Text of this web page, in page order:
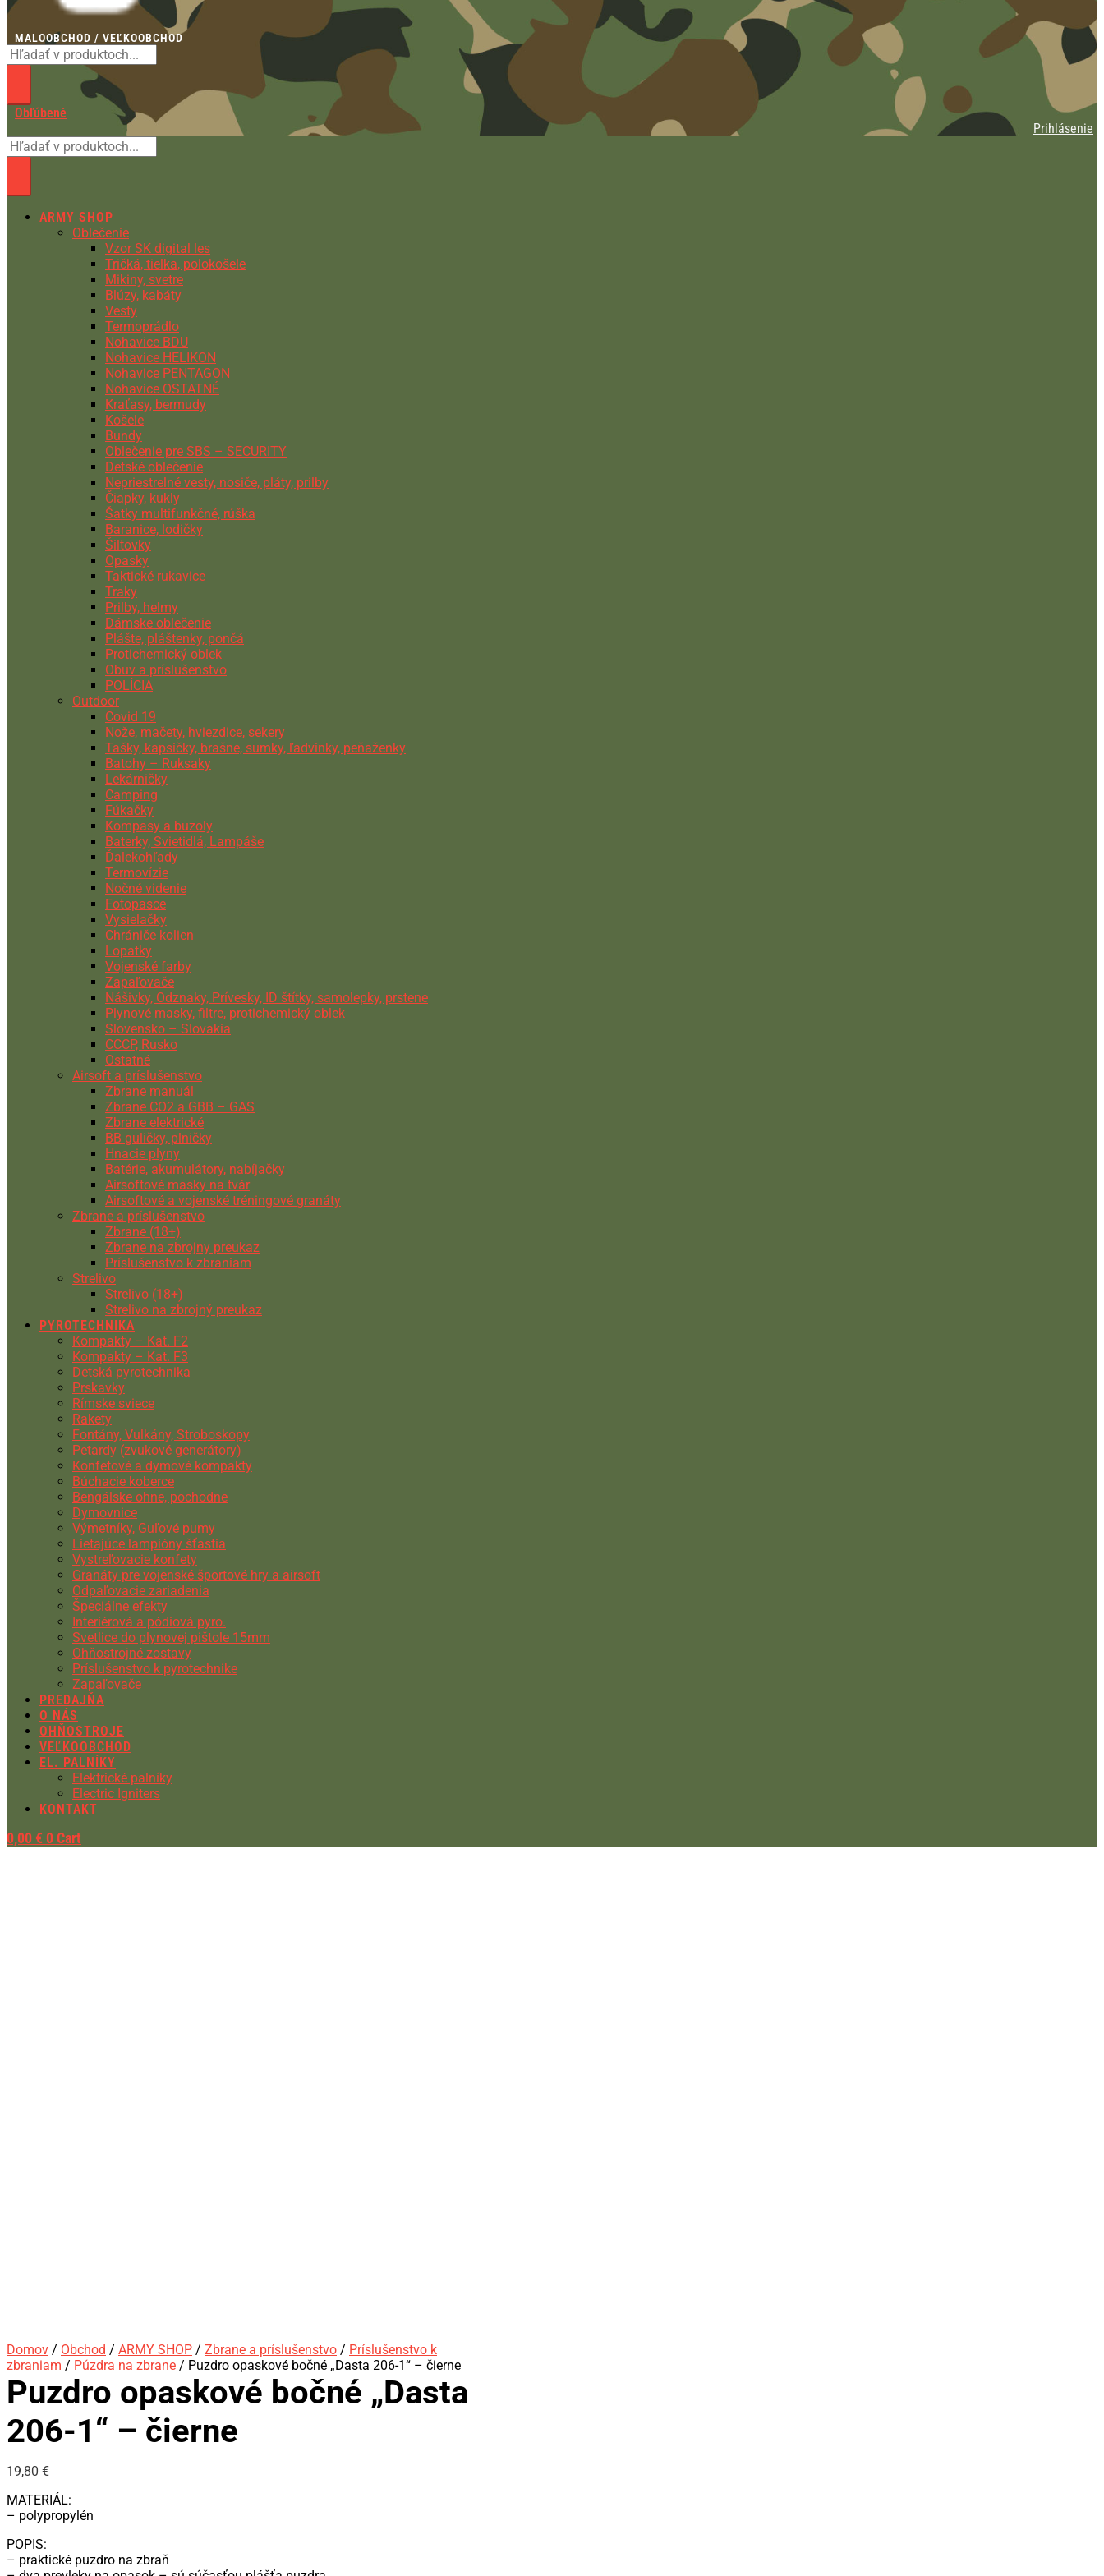
MALOOBCHOD / VEĽKOOBCHOD
Obľúbené
Prihlásenie
ARMY SHOP
Oblečenie
Vzor SK digital les
Tričká, tielka, polokošele
Mikiny, svetre
Blúzy, kabáty
Vesty
Termoprádlo
Nohavice BDU
Nohavice HELIKON
Nohavice PENTAGON
Nohavice OSTATNÉ
Kraťasy, bermudy
Košele
Bundy
Oblečenie pre SBS – SECURITY
Detské oblečenie
Nepriestrelné vesty, nosiče, pláty, prilby
Čiapky, kukly
Šatky multifunkčné, rúška
Baranice, lodičky
Šiltovky
Opasky
Taktické rukavice
Traky
Prilby, helmy
Dámske oblečenie
Plášte, pláštenky, pončá
Protichemický oblek
Obuv a príslušenstvo
POLÍCIA
Outdoor
Covid 19
Nože, mačety, hviezdice, sekery
Tašky, kapsičky, brašne, sumky, ľadvinky, peňaženky
Batohy – Ruksaky
Lekárničky
Camping
Fúkačky
Kompasy a buzoly
Baterky, Svietidlá, Lampáše
Ďalekohľady
Termovízie
Nočné videnie
Fotopasce
Vysielačky
Chrániče kolien
Lopatky
Vojenské farby
Zapaľovače
Nášivky, Odznaky, Prívesky, ID štítky, samolepky, prstene
Plynové masky, filtre, protichemický oblek
Slovensko – Slovakia
CCCP, Rusko
Ostatné
Airsoft a príslušenstvo
Zbrane manuál
Zbrane CO2 a GBB – GAS
Zbrane elektrické
BB guličky, plničky
Hnacie plyny
Batérie, akumulátory, nabíjačky
Airsoftové masky na tvár
Airsoftové a vojenské tréningové granáty
Zbrane a príslušenstvo
Zbrane (18+)
Zbrane na zbrojny preukaz
Príslušenstvo k zbraniam
Strelivo
Strelivo (18+)
Strelivo na zbrojný preukaz
PYROTECHNIKA
Kompakty – Kat. F2
Kompakty – Kat. F3
Detská pyrotechnika
Prskavky
Rímske sviece
Rakety
Fontány, Vulkány, Stroboskopy
Petardy (zvukové generátory)
Konfetové a dymové kompakty
Búchacie koberce
Bengálske ohne, pochodne
Dymovnice
Výmetníky, Guľové pumy
Lietajúce lampióny šťastia
Vystreľovacie konfety
Granáty pre vojenské športové hry a airsoft
Odpaľovacie zariadenia
Špeciálne efekty
Interiérová a pódiová pyro.
Svetlice do plynovej pištole 15mm
Ohňostrojné zostavy
Príslušenstvo k pyrotechnike
Zapaľovače
PREDAJŇA
O NÁS
OHŇOSTROJE
VEĽKOOBCHOD
EL. PALNÍKY
Elektrické palníky
Electric Igniters
KONTAKT
0,00 € 0 Cart
Domov / Obchod / ARMY SHOP / Zbrane a príslušenstvo / Príslušenstvo k
zbraniam / Púzdra na zbrane / Puzdro opaskové bočné „Dasta 206-1“ – čierne
Puzdro opaskové bočné „Dasta
206-1“ – čierne
19,80 €
MATERIÁL:
– polypropylén
POPIS:
– praktické puzdro na zbraň